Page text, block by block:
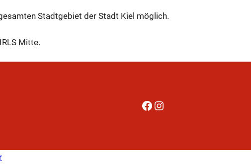
Stadtgebiet der Stadt Kiel möglich.
Mitte.
Facebook Instagram